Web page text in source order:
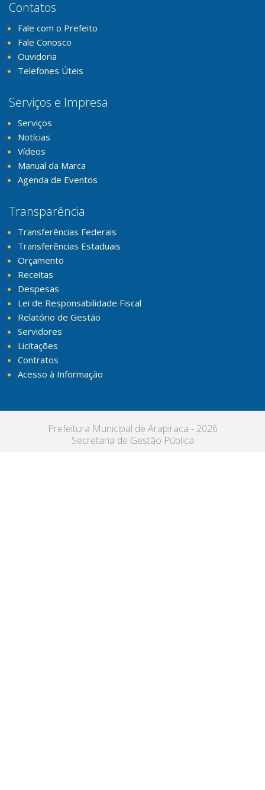
Contatos
Fale com o Prefeito
Fale Conosco
Ouvidoria
Telefones Úteis
Serviços e Impresa
Serviços
Notícias
Vídeos
Manual da Marca
Agenda de Eventos
Transparência
Transferências Federais
Transferências Estaduais
Orçamento
Receitas
Despesas
Lei de Responsabilidade Fiscal
Relatório de Gestão
Servidores
Licitações
Contratos
Acesso à Informação
Prefeitura Municipal de Arapiraca - 2026
Secretaria de Gestão Pública